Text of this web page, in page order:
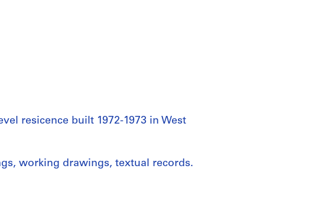
resicence built 1972-1973 in West
working drawings, textual records.